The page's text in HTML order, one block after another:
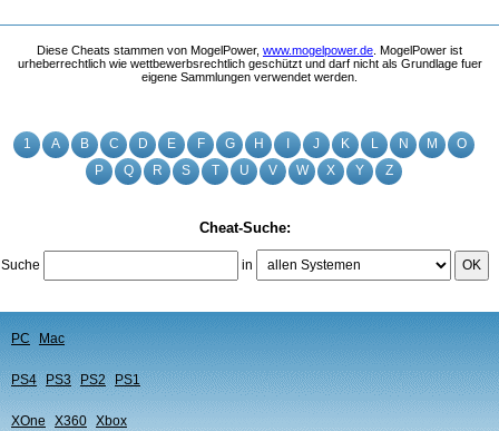
1 A B C D E F G H J K L N M
O
P
Q R S T U V W X Y Z
Cheat-Suche:
Suche in OK
PC Mac
PS4 PS3 PS2 PS1
XOne X360 Xbox
Diese Cheats stammen von MogelPower, www.mogelpower.de . MogelPower ist
urheberrechtlich wie wettbewerbsrechtlich geschützt und darf nicht als Grundlage fuer
eigene Sammlungen verwendet werden.